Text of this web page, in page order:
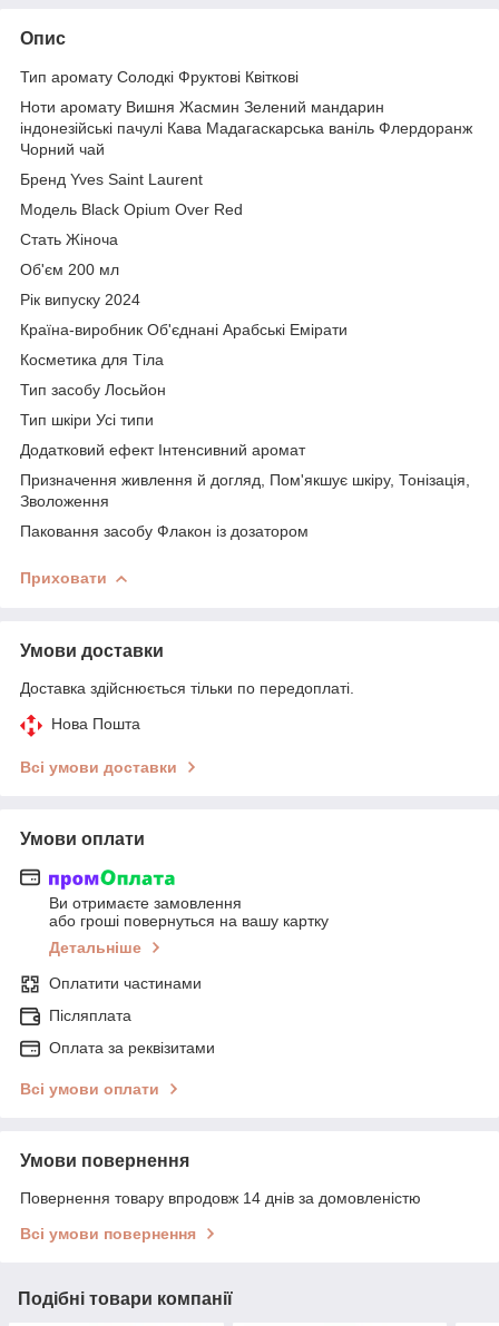
Опис
Тип аромату Солодкі Фруктові Квіткові
Ноти аромату Вишня Жасмин Зелений мандарин
індонезійські пачулі Кава Мадагаскарська ваніль Флердоранж
Чорний чай
Бренд Yves Saint Laurent
Модель Black Opium Over Red
Стать Жіноча
Об'єм 200 мл
Рік випуску 2024
Країна-виробник Об'єднані Арабські Емірати
Косметика для Тіла
Тип засобу Лосьйон
Тип шкіри Усі типи
Додатковий ефект Інтенсивний аромат
Призначення живлення й догляд, Пом'якшує шкіру, Тонізація,
Зволоження
Паковання засобу Флакон із дозатором
Приховати
Умови доставки
Доставка здійснюється тільки по передоплаті.
Нова Пошта
Всі умови доставки
Умови оплати
Ви отримаєте замовлення
або гроші повернуться на вашу картку
Детальніше
Оплатити частинами
Післяплата
Оплата за реквізитами
Всі умови оплати
Умови повернення
Повернення товару впродовж 14 днів за домовленістю
Всі умови повернення
Подібні товари компанії